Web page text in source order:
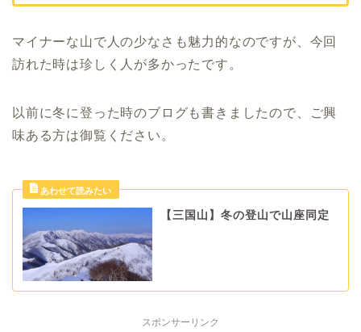
マイナーな山で人の少なさも魅力的なのですが、今回
訪れた時は珍しく人が多かったです。
以前に冬に登った時のブログも書きましたので、ご興
味ある方は御覧ください。
【三国山】冬の登山で山座同定
スポンサーリンク